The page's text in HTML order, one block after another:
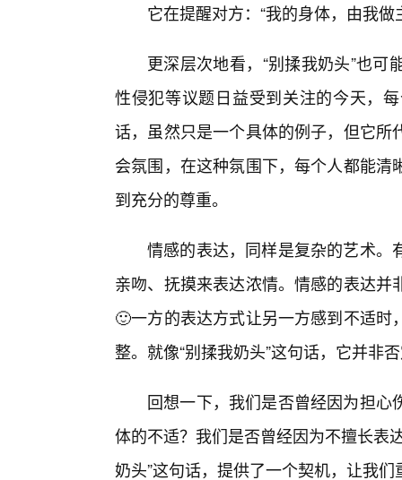
它在提醒对方：“我的身体，由我
更深层次地看，“别揉我奶头”也
性侵犯等议题日益受到关注的今天，
话，虽然只是一个具体的例子，但它
会氛围，在这种氛围下，每个人都能
到充分的尊重。
情感的表达，同样是复杂的艺术。
亲吻、抚摸来表达浓情。情感的表达
🙂一方的表达方式让另一方感到不适
整。就像“别揉我奶头”这句话，它并非
回想一下，我们是否曾经因为担
体的不适？我们是否曾经因为不擅长表
奶头”这句话，提供了一个契机，让我